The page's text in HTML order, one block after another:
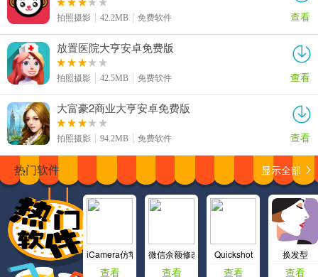
拍照摄影 42.2MB 免费软件 查看
放置医院大亨安卓免费版
拍照摄影 42.5MB 免费软件 查看
大富豪2商业大亨安卓免费版
拍照摄影 94.2MB 免费软件 查看
热门软件 显示全部
iCamera仿苹果相机app
查看
微信余额修改
查看
Quickshot
查看
换发型
查看